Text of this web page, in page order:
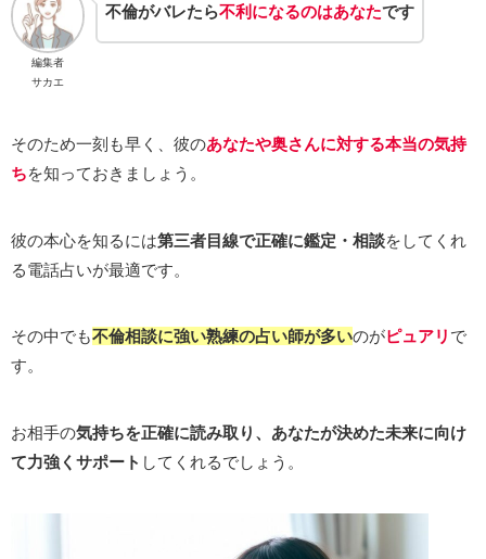
編集者
サカエ
不倫がバレたら不利になるのはあなたです
そのため一刻も早く、彼のあなたや奥さんに対する本当の気持
ちを知っておきましょう。
彼の本心を知るには第三者目線で正確に鑑定・相談をしてくれ
る電話占いが最適です。
その中でも不倫相談に強い熟練の占い師が多いのがピュアリ で
す。
お相手の気持ちを正確に読み取り、あなたが決めた未来に向け
て力強くサポート してくれるでしょう。